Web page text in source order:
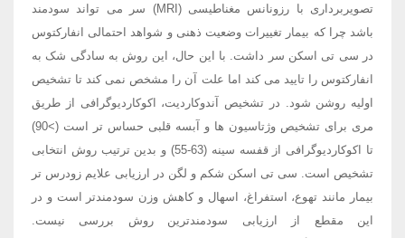
تصویربرداری با رزونانس مغناطیسی (MRI) سر می تواند سودمند
باشد چرا که بیمار تغییرات وضعیت ذهنی و شواهد احتمالی انفارکتوس
در سی تی اسکن سر داشت. با این حال، این روش به سادگی شک به
انفارکتوس را تایید می کند اما علت آن را مشخص نمی کند تا تشخیص
اولیه روشن شود. در تشخیص آندوکاردیت، اکوکاردیوگرافی از طریق
مری برای تشخیص وژتاسیون ها و آبسه قلبی حساس تر است (>90)
تا اکوکاردیوگرافی از قفسه سینه (63-55) و بدین ترتیب روش انتخابی
تشخیص است. سی تی اسکن شکم و لگن در ارزیابی علایم زودرس تر
بیمار مانند تهوع، استفراغ، اسهال و کاهش وزن سودمندتر است و در
این مقطع از ارزیابی سودمندترین روش بررسی نیست.